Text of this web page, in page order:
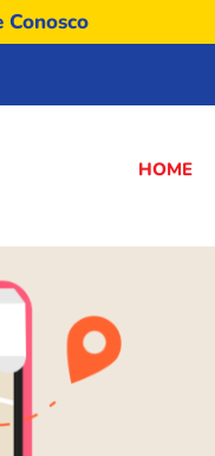
Conosco
HOME